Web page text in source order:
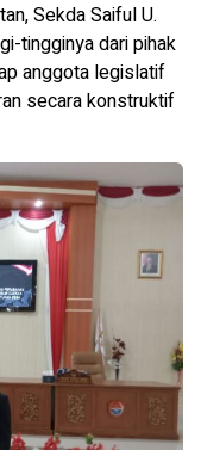
Sekda Saiful U.
tingginya dari pihak
anggota legislatif
secara konstruktif